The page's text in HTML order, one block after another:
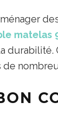
matelas